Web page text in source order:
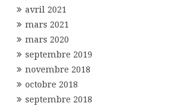
avril 2021
mars 2021
mars 2020
septembre 2019
novembre 2018
octobre 2018
septembre 2018